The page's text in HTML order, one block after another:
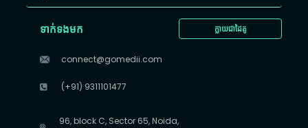
ក្លាយជាដៃគូ
ទាក់ទងមក
connect@gomedii.com
(+91) 9311101477
96, block C, Sector 65, Noida,